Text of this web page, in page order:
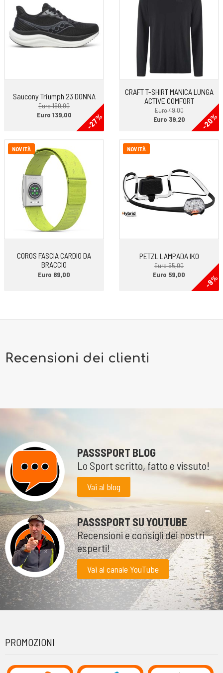
- Lo strato a contatto con la pelle è realizzato in polipropilene
Dryarn® antibatterico
-Composizione: 70% PA Nylon – 26% PP Polypropilene – 4% EA
Elastane
Saucony Triumph 23 DONNA
Euro 190,00
-27%
Euro 139,00
CRAFT T-SHIRT MANICA LUNGA
ACTIVE COMFORT
Euro 49,00
-20%
Euro 39,20
NOVITÀ
COROS FASCIA CARDIO DA
BRACCIO
Euro 89,00
NOVITÀ
PETZL LAMPADA IKO
Euro 65,00
-9%
Euro 59,00
Recensioni dei clienti
PASSSPORT BLOG
Lo Sport scritto, fatto e vissuto!
Vai al blog
PASSSPORT SU YOUTUBE
Recensioni e consigli dei nostri
esperti!
Vai al canale YouTube
PROMOZIONI